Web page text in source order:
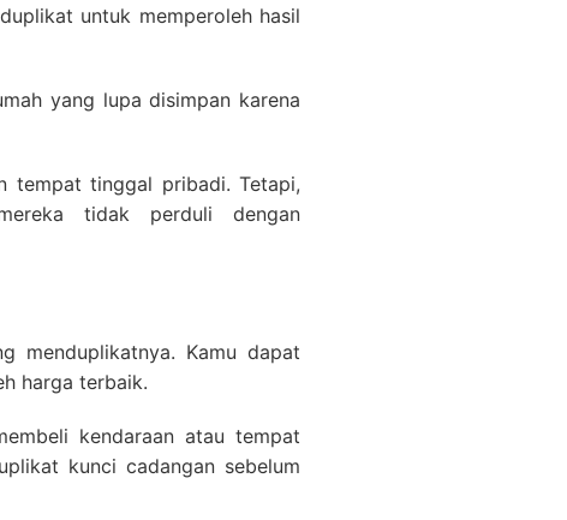
untuk memperoleh hasil
yang lupa disimpan karena
tempat tinggal pribadi. Tetapi,
tidak perduli dengan
menduplikatnya. Kamu dapat
harga terbaik.
kendaraan atau tempat
kunci cadangan sebelum